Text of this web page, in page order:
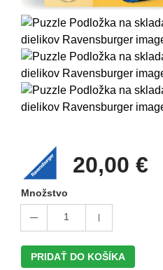
20,00 €
Množstvo
1
PRIDAŤ DO KOŠÍKA